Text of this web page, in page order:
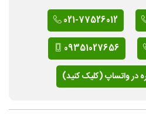
021-77526012
09351027656
در واتساپ (کلیک کنید)